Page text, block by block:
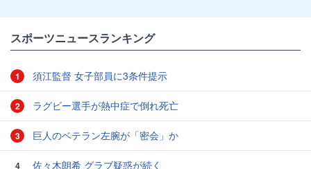
スポーツニュースランキング
1 須江監督 女子部員に3条件提示
2 ラグビー選手が熱中症で倒れ死亡
3 巨人のベテラン左腕が「密会」か
4 佐々木朗希 グラブ疑惑が続く